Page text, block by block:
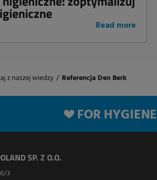
Read more
z naszej wiedzy / Referencja Den Berk
FOR HYGIENE
SP. Z O.O.
3